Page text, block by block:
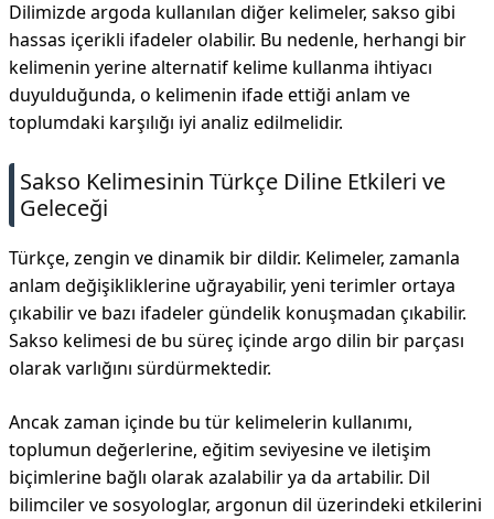
Dilimizde argoda kullanılan diğer kelimeler, sakso gibi
hassas içerikli ifadeler olabilir. Bu nedenle, herhangi bir
kelimenin yerine alternatif kelime kullanma ihtiyacı
duyulduğunda, o kelimenin ifade ettiği anlam ve
toplumdaki karşılığı iyi analiz edilmelidir.
Sakso Kelimesinin Türkçe Diline Etkileri ve
Geleceği
Türkçe, zengin ve dinamik bir dildir. Kelimeler, zamanla
anlam değişikliklerine uğrayabilir, yeni terimler ortaya
çıkabilir ve bazı ifadeler gündelik konuşmadan çıkabilir.
Sakso kelimesi de bu süreç içinde argo dilin bir parçası
olarak varlığını sürdürmektedir.
Ancak zaman içinde bu tür kelimelerin kullanımı,
toplumun değerlerine, eğitim seviyesine ve iletişim
biçimlerine bağlı olarak azalabilir ya da artabilir. Dil
bilimciler ve sosyologlar, argonun dil üzerindeki etkilerini